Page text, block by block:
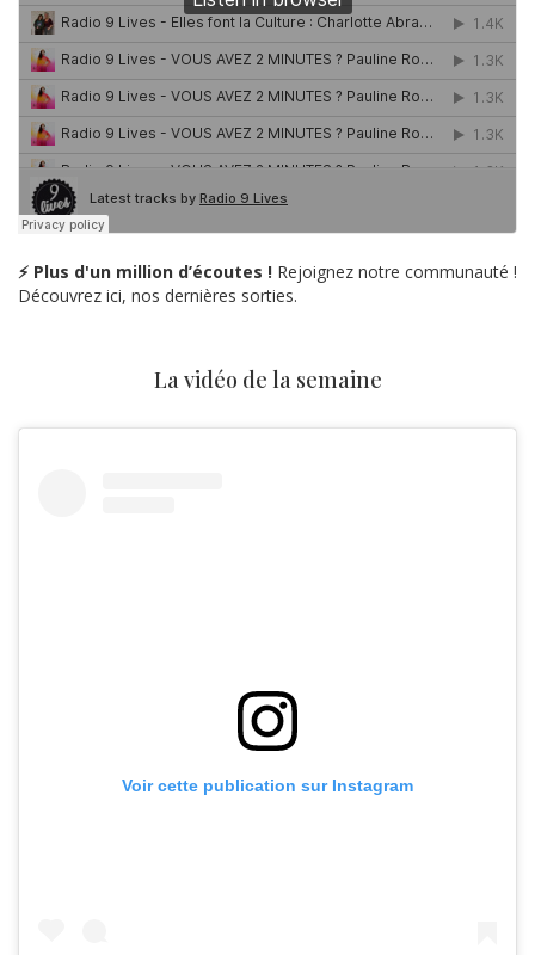
⚡ Plus d'un million d’écoutes ! Rejoignez notre communauté !
Découvrez ici, nos dernières sorties.
La vidéo de la semaine
Voir cette publication sur Instagram